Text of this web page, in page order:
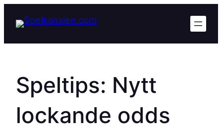
Speltips: Nytt
lockande odds